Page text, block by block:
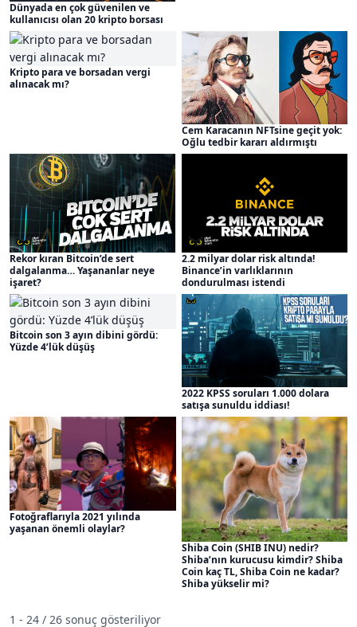
Dünyada en çok güvenilen ve
kullanıcısı olan 20 kripto borsası
Kripto para ve borsadan vergi
alınacak mı?
Cem Karacanın NFTsine geçit yok:
Oğlu tedbir kararı aldırmıştı
Rekor kıran Bitcoin’de sert
dalgalanma… Yaşananlar neye
işaret?
2.2 milyar dolar risk altında!
Binance’in varlıklarının
dondurulması istendi
Bitcoin son 3 ayın dibini gördü:
Yüzde 4’lük düşüş
2022 KPSS soruları 1.000 dolara
satışa sunuldu iddiası!
Fotoğraflarıyla 2021 yılında
yaşanan önemli olaylar?
Shiba Coin (SHIB INU) nedir?
Shiba’nın kurucusu kimdir? Shiba
Coin kaç TL, Shiba Coin ne kadar?
Shiba yükselir mi?
1 - 24 / 26 sonuç gösteriliyor